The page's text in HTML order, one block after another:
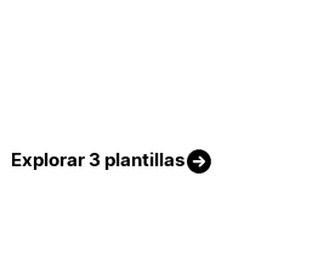
Explorar 3 plantillas